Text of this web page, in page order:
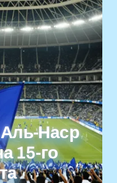
Наср
15-го